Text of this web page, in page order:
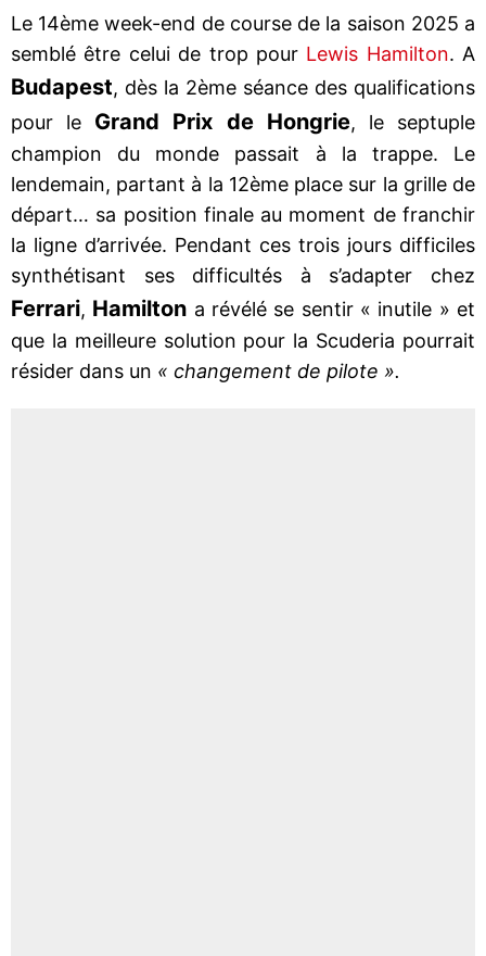
Le 14ème week-end de course de la saison 2025 a
semblé être celui de trop pour Lewis Hamilton. A
Budapest, dès la 2ème séance des qualifications
pour le Grand Prix de Hongrie, le septuple
champion du monde passait à la trappe. Le
lendemain, partant à la 12ème place sur la grille de
départ… sa position finale au moment de franchir
la ligne d’arrivée. Pendant ces trois jours difficiles
synthétisant ses difficultés à s’adapter chez
Ferrari, Hamilton a révélé se sentir « inutile » et
que la meilleure solution pour la Scuderia pourrait
résider dans un « changement de pilote ».